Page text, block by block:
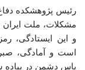
رئیس پژوهشکده
مشکلات، ملت ایران
و این ایستادگی،
است و آمادگی،
یاس دشمن در